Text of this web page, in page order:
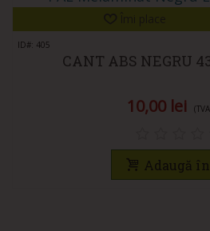
ID#: 405
CANT ABS NEGRU
10,00 lei
Adaugă